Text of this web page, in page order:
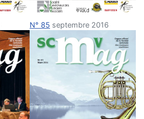
N° 85 septembre 2016